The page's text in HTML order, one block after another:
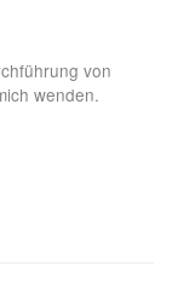
von
wenden.